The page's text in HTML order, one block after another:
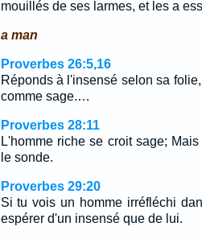
mouillés de ses larmes, et les a
a man
Proverbes 26:5,16
Réponds à l'insensé selon sa
comme sage.…
Proverbes 28:11
L'homme riche se croit sage;
le sonde.
Proverbes 29:20
Si tu vois un homme irréfléchi
espérer d'un insensé que de lui.